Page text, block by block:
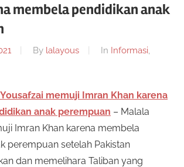
membela pendidikan anak
By lalayous In Informasi,
memuji Imran Khan karena
anak perempuan – Malala
Imran Khan karena membela
perempuan setelah Pakistan
dan memelihara Taliban yang